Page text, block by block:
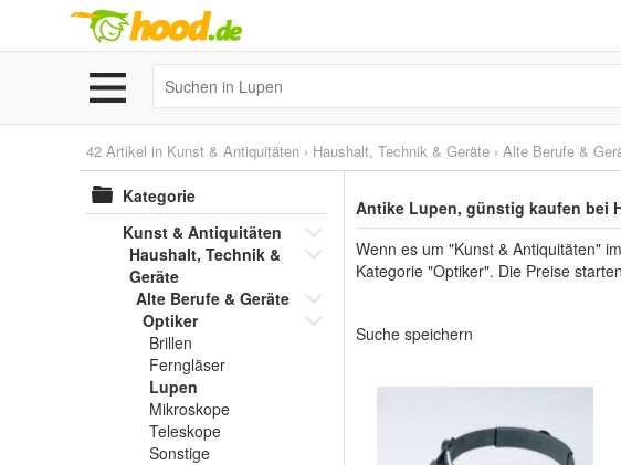
42 Artikel in Kunst & Antiquitäten › Haushalt, Technik & Geräte › Alte Berufe &
Kategorie
Kunst & Antiquitäten
Haushalt, Technik &
Geräte
Alte Berufe & Geräte
Optiker
Brillen
Ferngläser
Lupen
Mikroskope
Teleskope
Sonstige
Antike Lupen, günstig kaufen bei
Wenn es um "Kunst & Antiquitäten"
Kategorie "Optiker". Die Preise
Suche speichern